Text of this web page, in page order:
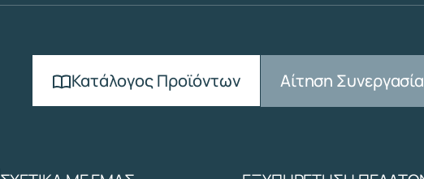
Κατάλογος Προϊόντων Αίτηση